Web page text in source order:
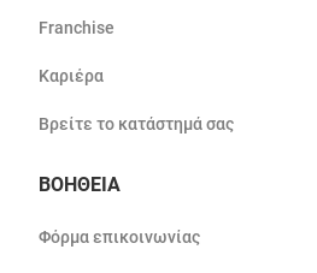
Franchise
Καριέρα
Βρείτε το κατάστημά σας
ΒΟΗΘΕΙΑ
Φόρμα επικοινωνίας